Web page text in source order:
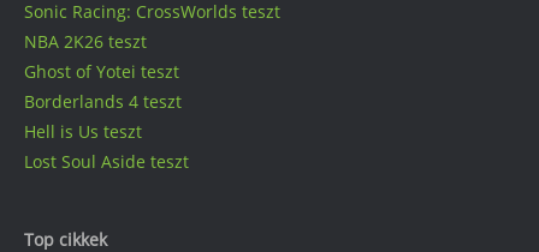
Sonic Racing: CrossWorlds teszt
NBA 2K26 teszt
Ghost of Yotei teszt
Borderlands 4 teszt
Hell is Us teszt
Lost Soul Aside teszt
Top cikkek